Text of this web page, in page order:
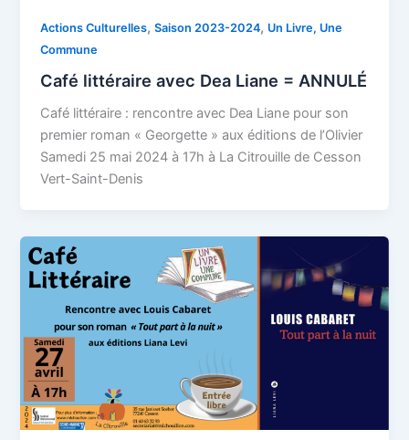
Actions Culturelles,Saison 2023-2024, Un Livre, Une
Commune
Café littéraire avec Dea Liane = ANNULÉ
Café littéraire : rencontre avec Dea Liane pour son
premier roman « Georgette » aux éditions de l’Olivier
Samedi 25 mai 2024 à 17h à La Citrouille de Cesson
Vert-Saint-Denis